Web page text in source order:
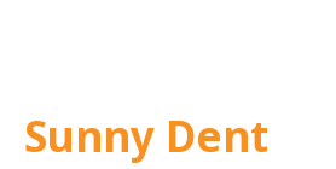
Sunny Dent